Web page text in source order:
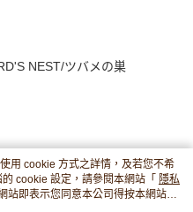
NEST/ツバメの巣
用 cookie 方式之詳情，及若您不希
cookie 設定，請參閱本網站「 隱私
站即表示您同意本公司得按本網站使